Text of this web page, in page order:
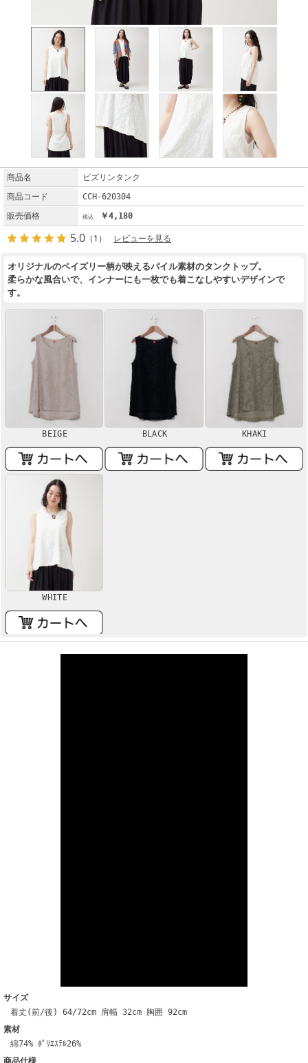
商品名
ビズリンタンク
商品コード
CCH-620304
販売価格
￥4,180
5.0 （1） レビューを見る
オリジナルのペイズリー柄が映えるパイル素材のタンクトップ。
柔らかな風合いで、インナーにも一枚でも着こなしやすいデザインで
す。
BEIGE BLACK KHAKI
WHITE
サイズ
着丈(前/後) 64/72cm 肩幅 32cm 胸囲 92cm
素材
綿74% ﾎﾟﾘｴｽﾃﾙ26%